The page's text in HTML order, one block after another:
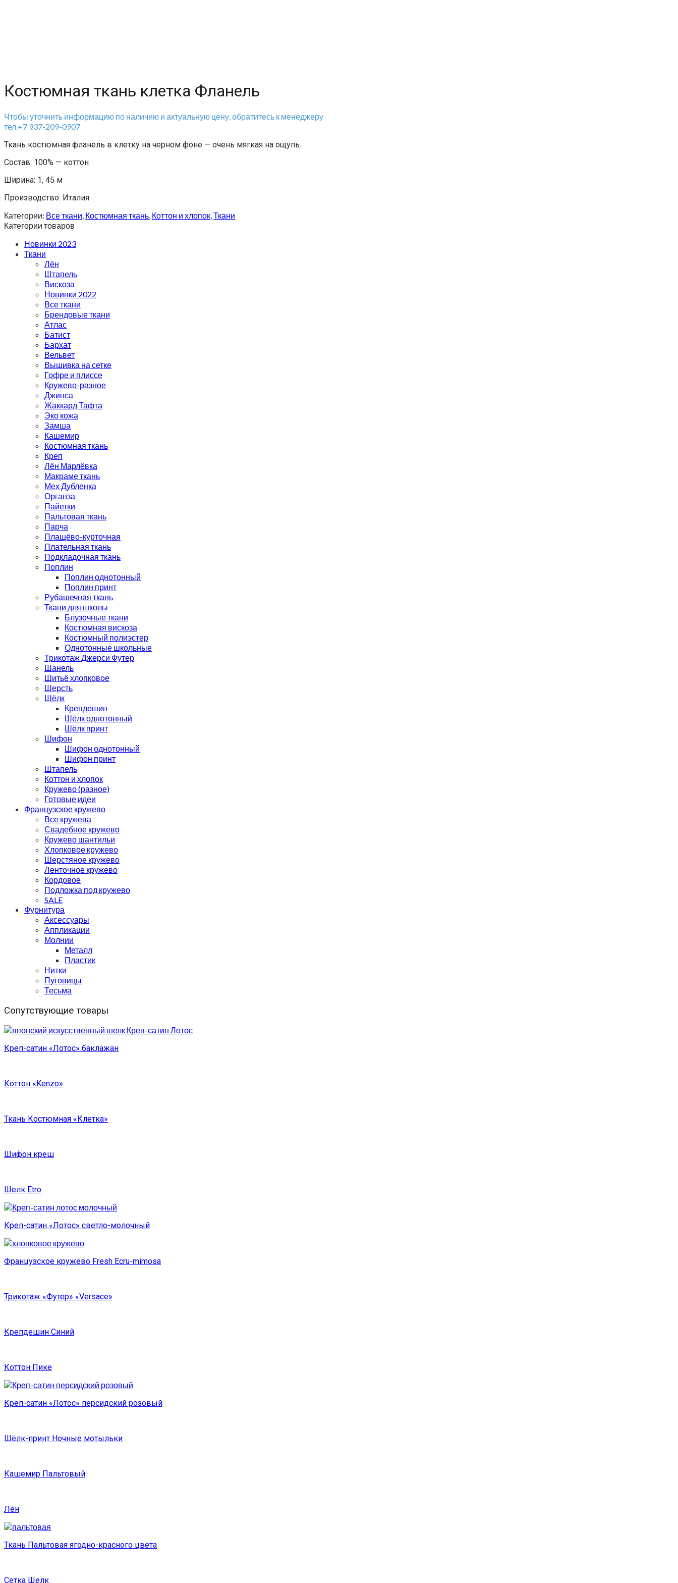
Костюмная ткань клетка Фланель
Чтобы уточнить информацию по наличию и актуальную цену, обратитесь к менеджеру
тел.+7 937-209-0907
Ткань костюмная фланель в клетку на черном фоне — очень мягкая на ощупь.
Состав: 100% — коттон
Ширина: 1, 45 м
Производство: Италия
Категории: Все ткани, Костюмная ткань, Коттон и хлопок,Ткани
Категории товаров
Новинки 2023
Ткани
Лён
Штапель
Вискоза
Новинки 2022
Все ткани
Брендовые ткани
Атлас
Батист
Бархат
Вельвет
Вышивка на сетке
Гофре и плиссе
Кружево-разное
Джинса
Жаккард Тафта
Эко кожа
Замша
Кашемир
Костюмная ткань
Креп
Лён Марлёвка
Макраме ткань
Мех Дубленка
Органза
Пайетки
Пальтовая ткань
Парча
Плащёво-курточная
Плательная ткань
Подкладочная ткань
Поплин
Поплин однотонный
Поплин принт
Рубашечная ткань
Ткани для школы
Блузочные ткани
Костюмная вискоза
Костюмный полиэстер
Однотонные школьные
Трикотаж Джерси Футер
Шанель
Шитьё хлопковое
Шерсть
Шёлк
Крепдешин
Шёлк однотонный
Шёлк принт
Шифон
Шифон однотонный
Шифон принт
Штапель
Коттон и хлопок
Кружево (разное)
Готовые идеи
Французское кружево
Все кружева
Свадебное кружево
Кружево шантильи
Хлопковое кружево
Шерстяное кружево
Ленточное кружево
Кордовое
Подложка под кружево
SALE
Фурнитура
Аксессуары
Аппликации
Молнии
Металл
Пластик
Нитки
Пуговицы
Тесьма
Сопутствующие товары
Креп-сатин «Лотос» баклажан
Коттон «Kenzo»
Ткань Костюмная «Клетка»
Шифон креш
Шелк Etro
Креп-сатин «Лотос» светло-молочный
Французское кружево Fresh Ecru-mimosa
Трикотаж «Футер» «Versace»
Крепдешин Синий
Коттон Пике
Креп-сатин «Лотос» персидский розовый
Шёлк-принт Ночные мотыльки
Кашемир Пальтовый
Лён
Ткань Пальтовая ягодно-красного цвета
Сетка Шелк